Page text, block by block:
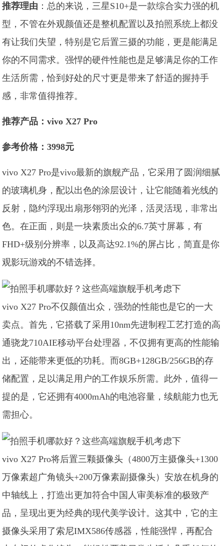
推荐理由 ：总的来说，三星S10+是一款综合实力强的机
型，不管在外观颜值还是整机配置以及拍照系统上都没
有让我们失望，特别是它后置三摄的功能，更是能满足
你的不同需求。强悍的硬件性能也是足够满足你的工作
生活所需，恰到好处的尺寸更是带来了舒适的握持手
感，非常值得推荐。
推荐产品：vivo X27 Pro
参考价格：3998元
vivo X27 Pro是vivo最新的旗舰产品，它采用了圆润细腻
的玻璃机身，配以出色的涂层设计，让它能随着光线的
反射，隐约浮现出扇形翎羽的光泽，活灵活现，非常出
色。在正面，则是一块素质出众的6.7英寸屏幕，有
FHD+级别分辨率，以及高达92.1%的屏占比，简直是你
观影玩游戏的不错选择。
vivo X27 Pro不仅颜值出众，强劲的性能也是它的一大
卖点。首先，它搭载了采用10nm先进制程工艺打造的高
通骁龙710AIE移动平台处理器，不仅拥有更高的性能输
出，还能带来更低的功耗。而8GB+128GB/256GB的存
储配置，足以满足用户的工作娱乐所需。此外，值得一
提的是，它还拥有4000mAh的电池容量，续航能力也无
需担心。
vivo X27 Pro将后置三颗摄像头（4800万主摄像头+1300
万像素超广角镜头+200万像素副摄像头）安放在机身的
中轴线上，打造出更加符合中国人审美标准的极致产
品，呈现出更为经典的现代美学设计。这其中，它的主
摄像头采用了索尼IMX586传感器，性能强悍，再配合